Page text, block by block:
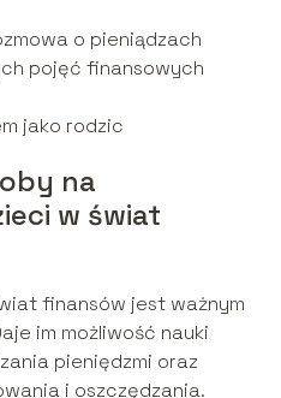
o pieniądzach
pojęć finansowych
jako rodzic
na
w świat
finansów jest ważnym
im możliwość nauki
pieniędzmi oraz
i oszczędzania.